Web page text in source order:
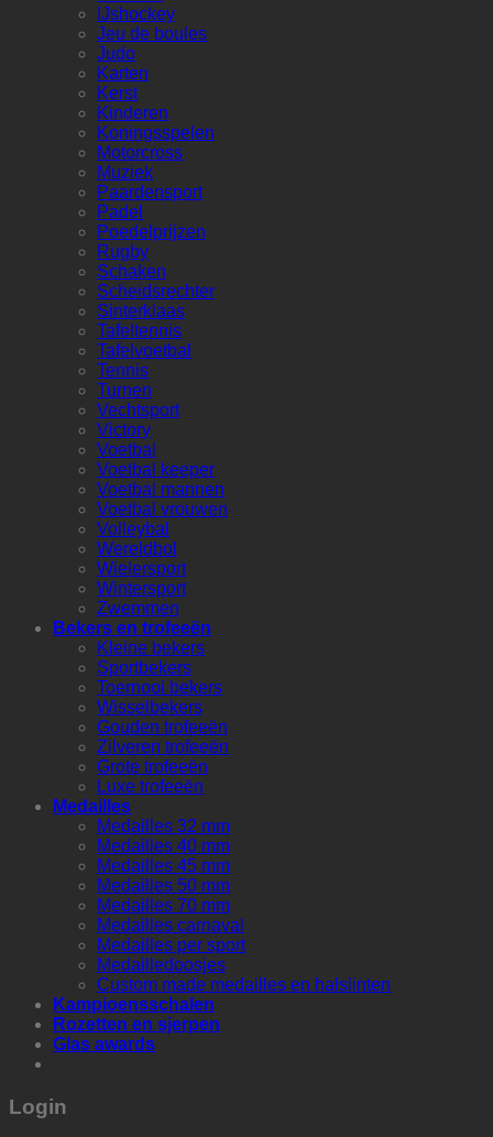
IJshockey
Jeu de boules
Judo
Karten
Kerst
Kinderen
Koningsspelen
Motorcross
Muziek
Paardensport
Padel
Poedelprijzen
Rugby
Schaken
Scheidsrechter
Sinterklaas
Tafeltennis
Tafelvoetbal
Tennis
Turnen
Vechtsport
Victory
Voetbal
Voetbal keeper
Voetbal mannen
Voetbal vrouwen
Volleybal
Wereldbol
Wielersport
Wintersport
Zwemmen
Bekers en trofeeën
Kleine bekers
Sportbekers
Toernooi bekers
Wisselbekers
Gouden trofeeën
Zilveren trofeeën
Grote trofeeën
Luxe trofeeën
Medailles
Medailles 32 mm
Medailles 40 mm
Medailles 45 mm
Medailles 50 mm
Medailles 70 mm
Medailles carnaval
Medailles per sport
Medailledoosjes
Custom made medailles en halslinten
Kampioensschalen
Rozetten en sjerpen
Glas awards
Login